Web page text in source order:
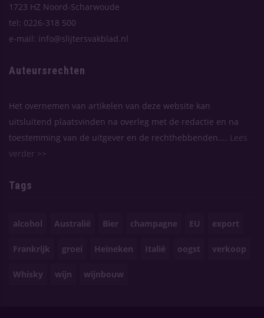
1723 HZ Noord-Scharwoude
tel: 0226-318 500
e-mail: info@slijtersvakblad.nl
Auteursrechten
Het overnemen van artikelen van deze website kan
uitsluitend plaatsvinden na overleg met de redactie en na
toestemming van de uitgever en de rechthebbenden....
Lees
verder >>
Tags
alcohol Australië Bier champagne EU export
Frankrijk groei Heineken Italië oogst verkoop
Whisky wijn wijnbouw